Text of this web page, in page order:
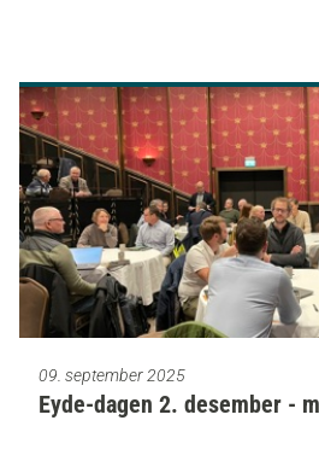
09. september 2025
Eyde-dagen 2. desember -